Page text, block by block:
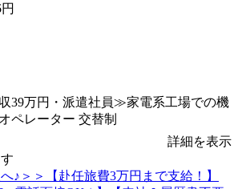
円
39万円・派遣社員≫家電系工場での機
ペレーター 交替制
詳細を表示